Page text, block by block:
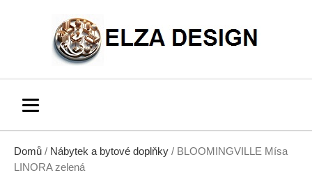
Domů / Nábytek a bytové doplňky / BLOOMINGVILLE Mísa
LINORA zelená